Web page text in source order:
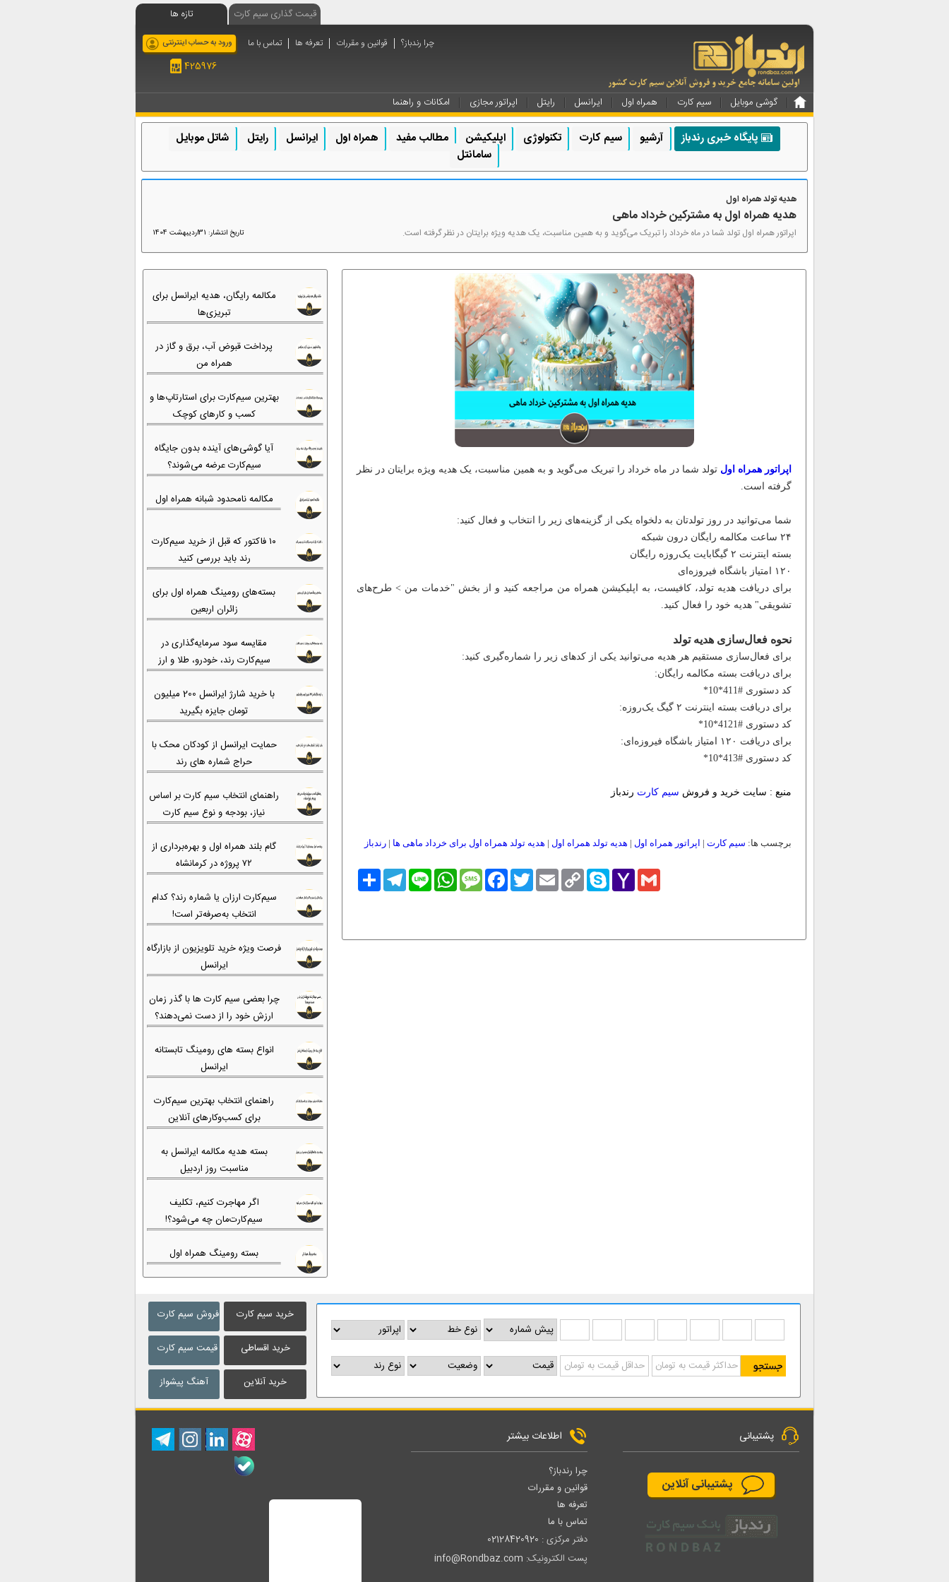
قیمت گذاری سیم کارت تازه ها
ورود به حساب اینترنتی چرا رندباز؟ قوانین و مقررات تعرفه ها تماس با ما
425976
گوشی موبایل سیم کارت همراه اول ایرانسل رایتل اپراتور مجازی امکانات و راهنما
پایگاه خبری رندباز آرشیو سیم کارت تکنولوژی اپلیکیشن مطالب مفید همراه اول ایرانسل رایتل
شاتل موبایل
سامانتل
هدیه تولد همراه اول
هدیه همراه اول به مشترکین خرداد ماهی
اپراتور همراه اول تولد شما در ماه خرداد را تبریک می‌گوید و به همین مناسبت، یک هدیه ویژه برایتان در نظر گرفته است. تاریخ انتشار: 31اردیبهشت 1404
اپراتور همراه اول تولد شما در ماه خرداد را تبریک می‌گوید و به همین مناسبت، یک هدیه ویژه برایتان در نظر
گرفته است.
شما می‌توانید در روز تولدتان به دلخواه یکی از گزینه‌های زیر را انتخاب و فعال کنید:
۲۴ ساعت مکالمه رایگان درون شبکه
بسته اینترنت ۲ گیگابایت یک‌روزه رایگان
۱۲۰ امتیاز باشگاه فیروزه‌ای
برای دریافت هدیه تولد، کافیست، به اپلیکیشن همراه من مراجعه کنید و از بخش "خدمات من > طرح‌های
تشویقی" هدیه خود را فعال کنید.
نحوه فعال‌سازی هدیه تولد
برای فعال‌سازی مستقیم هر هدیه می‌توانید یکی از کدهای زیر را شماره‌گیری کنید:
برای دریافت بسته مکالمه رایگان:
کد دستوری #411*10*
برای دریافت بسته اینترنت ۲ گیگ یک‌روزه:
کد دستوری #4121*10*
برای دریافت ۱۲۰ امتیاز باشگاه فیروزه‌ای:
کد دستوری #413*10*
منبع : سایت خرید و فروش سیم کارت رندباز
برچسب ها: سیم کارت | اپراتور همراه اول | هدیه تولد همراه اول | هدیه تولد همراه اول برای خرداد ماهی ها | رندباز
اشتراکTelegram Line
WhatsAppMessageFacebookTwitter Email
Copy
Link
Skype Yahoo Gmail
مکالمه رایگان، هدیه ایرانسل برای
تبریزی‌ها
پرداخت قبوض آب، برق و گاز در
همراه من
بهترین سیم‌کارت برای استارتاپ‌ها و
کسب و کارهای کوچک
آیا گوشی‌های آینده بدون جایگاه
سیم‌کارت عرضه می‌شوند؟
مکالمه نامحدود شبانه همراه اول
۱۰ فاکتور که قبل از خرید سیم‌کارت
رند باید بررسی کنید
بسته‌های رومینگ همراه اول برای
زائران اربعین
مقایسه سود سرمایه‌گذاری در
سیم‌کارت رند، خودرو، طلا و ارز
با خرید شارژ ایرانسل 200 میلیون
تومان جایزه بگیرید
حمایت ایرانسل از کودکان محک با
حراج شماره های رند
راهنمای انتخاب سیم کارت بر اساس
نیاز، بودجه و نوع سیم کارت
گام بلند همراه اول و بهره‌برداری از
۷۲ پروژه در کرمانشاه
سیم‌کارت ارزان یا شماره رند؟ کدام
انتخاب به‌صرفه‌تر است!
فرصت ویژه خرید تلویزیون از بازارگاه
ایرانسل
چرا بعضی سیم کارت ها با گذر زمان
ارزش خود را از دست نمی‌دهند؟
انواع بسته های رومینگ تابستانه
ایرانسل
راهنمای انتخاب بهترین سیم‌کارت
برای کسب‌وکارهای آنلاین
بسته هدیه مکالمه ایرانسل به
مناسبت روز اردبیل
اگر مهاجرت کنیم، تکلیف
سیم‌کارت‌مان چه می‌شود؟!
بسته رومینگ همراه اول
فروش سیم کارت
قیمت سیم کارت
آهنگ پیشواز
خرید سیم کارت
خرید اقساطی
خرید آنلاین
پشتیبانی
پشتیبانی آنلاین
اطلاعات بیشتر
چرا رندباز؟
قوانین و مقررات
تعرفه ها
تماس با ما
دفتر مرکزی : 02128420920
پست الکترونیک: info@Rondbaz.com